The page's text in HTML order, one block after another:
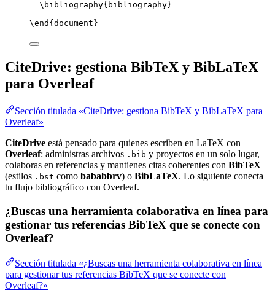
\bibliography{bibliography}
\end { document }
CiteDrive: gestiona BibTeX y BibLaTeX
para Overleaf
Sección titulada «CiteDrive: gestiona BibTeX y BibLaTeX para
Overleaf»
CiteDrive está pensado para quienes escriben en LaTeX con
Overleaf: administras archivos .bib y proyectos en un solo lugar,
colaboras en referencias y mantienes citas coherentes con BibTeX
(estilos .bst como bababbrv) o BibLaTeX. Lo siguiente conecta
tu flujo bibliográfico con Overleaf.
¿Buscas una herramienta colaborativa en línea para
gestionar tus referencias BibTeX que se conecte con
Overleaf?
Sección titulada «¿Buscas una herramienta colaborativa en línea
para gestionar tus referencias BibTeX que se conecte con
Overleaf?»